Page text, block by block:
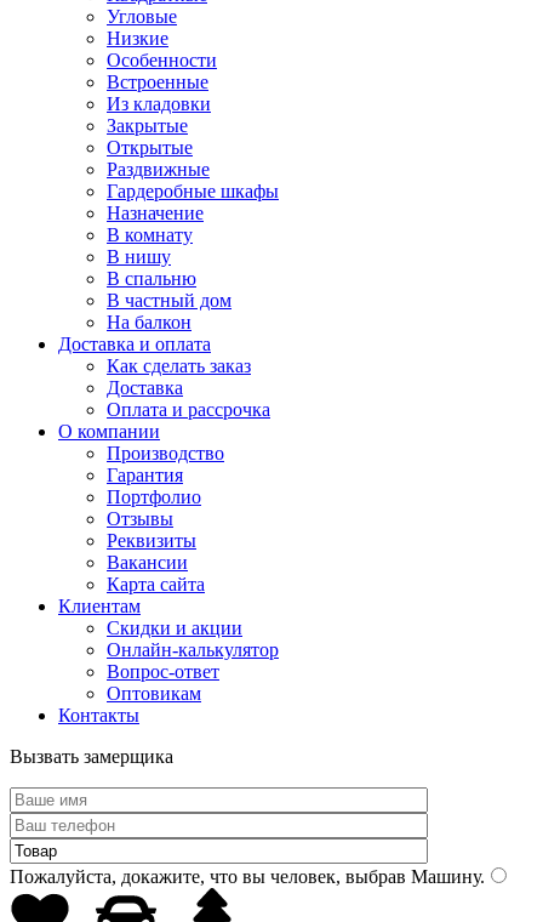
Угловые
Низкие
Особенности
Встроенные
Из кладовки
Закрытые
Открытые
Раздвижные
Гардеробные шкафы
Назначение
В комнату
В нишу
В спальню
В частный дом
На балкон
Доставка и оплата
Как сделать заказ
Доставка
Оплата и рассрочка
О компании
Производство
Гарантия
Портфолио
Отзывы
Реквизиты
Вакансии
Карта сайта
Клиентам
Скидки и акции
Онлайн-калькулятор
Вопрос-ответ
Оптовикам
Контакты
Вызвать замерщика
Пожалуйста, докажите, что вы человек, выбрав Машину.